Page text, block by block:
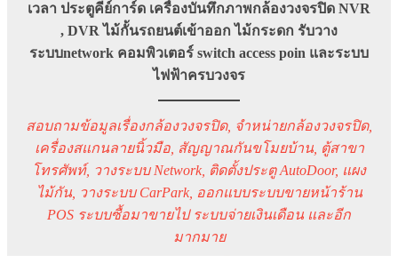
เวลา ประตูคีย์การ์ด เครื่องบันทึกภาพกล้องวงจรปิด NVR
, DVR ไม้กั้นรถยนต์เข้าออก ไม้กระดก รับวาง
ระบบnetwork คอมพิวเตอร์ switch access poin และระบบ
ไฟฟ้าครบวงจร
สอบถามข้อมูลเรื่องกล้องวงจรปิด, จำหน่ายกล้องวงจรปิด,
เครื่องสแกนลายนิ้วมือ, สัญญาณกันขโมยบ้าน, ตู้สาขา
โทรศัพท์, วางระบบ Network, ติดตั้งประตู AutoDoor, แผง
ไม้กัน, วางระบบ CarPark, ออกแบบระบบขายหน้าร้าน
POS ระบบซื้อมาขายไป ระบบจ่ายเงินเดือน และอีก
มากมาย